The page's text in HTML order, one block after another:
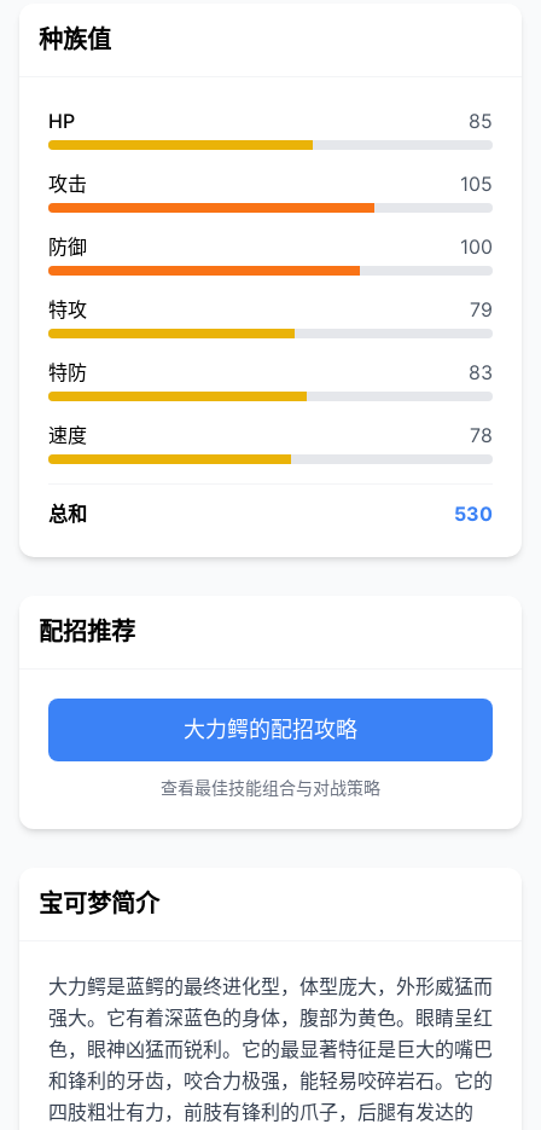
种族值
HP 85
攻击 105
防御 100
特攻 79
特防 83
速度 78
总和 530
配招推荐
大力鳄的配招攻略
查看最佳技能组合与对战策略
宝可梦简介
大力鳄是蓝鳄的最终进化型，体型庞大，外形威猛而
强大。它有着深蓝色的身体，腹部为黄色。眼睛呈红
色，眼神凶猛而锐利。它的最显著特征是巨大的嘴巴
和锋利的牙齿，咬合力极强，能轻易咬碎岩石。它的
四肢粗壮有力，前肢有锋利的爪子，后腿有发达的